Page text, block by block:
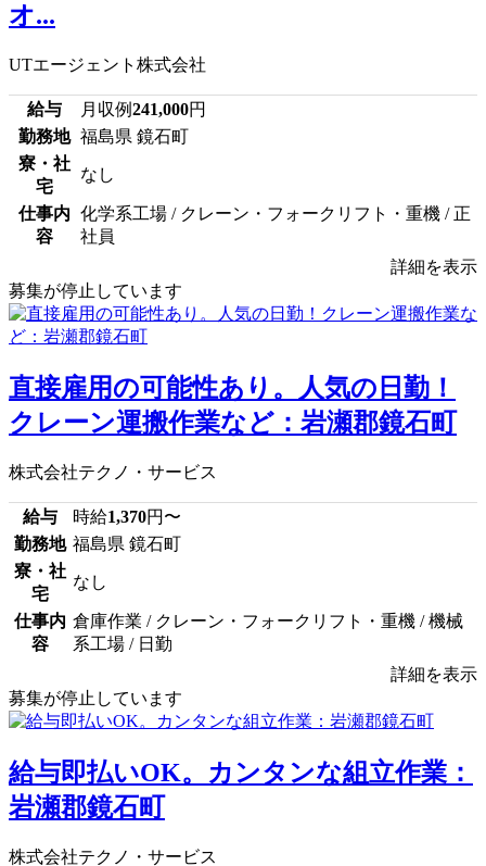
オ...
UTエージェント株式会社
給与 月収例241,000円
勤務地 福島県 鏡石町
寮・社
宅
なし
仕事内
容
化学系工場 / クレーン・フォークリフト・重機 / 正
社員
詳細を表示
募集が停止しています
直接雇用の可能性あり。人気の日勤！
クレーン運搬作業など：岩瀬郡鏡石町
株式会社テクノ・サービス
給与 時給1,370円〜
勤務地 福島県 鏡石町
寮・社
宅
なし
仕事内
容
倉庫作業 / クレーン・フォークリフト・重機 / 機械
系工場 / 日勤
詳細を表示
募集が停止しています
給与即払いOK。カンタンな組立作業：
岩瀬郡鏡石町
株式会社テクノ・サービス